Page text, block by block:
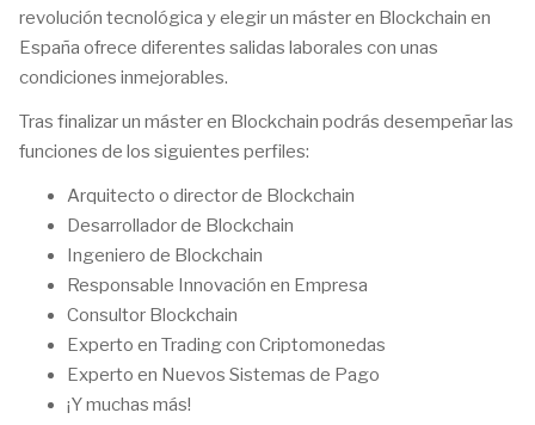
revolución tecnológica y elegir un máster en Blockchain en
España ofrece diferentes salidas laborales con unas
condiciones inmejorables.
Tras finalizar un máster en Blockchain podrás desempeñar las
funciones de los siguientes perfiles:
Arquitecto o director de Blockchain
Desarrollador de Blockchain
Ingeniero de Blockchain
Responsable Innovación en Empresa
Consultor Blockchain
Experto en Trading con Criptomonedas
Experto en Nuevos Sistemas de Pago
¡Y muchas más!